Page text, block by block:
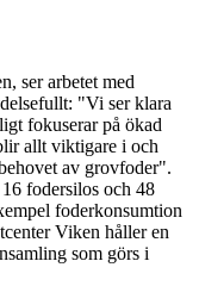
ser arbetet med
"Vi ser klara
fokuserar på ökad
allt viktigare i och
av grovfoder".
fodersilos och 48
foderkonsumtion
Viken håller en
som görs i